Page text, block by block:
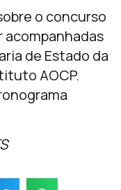
o concurso
acompanhadas
de Estado da
AOCP.